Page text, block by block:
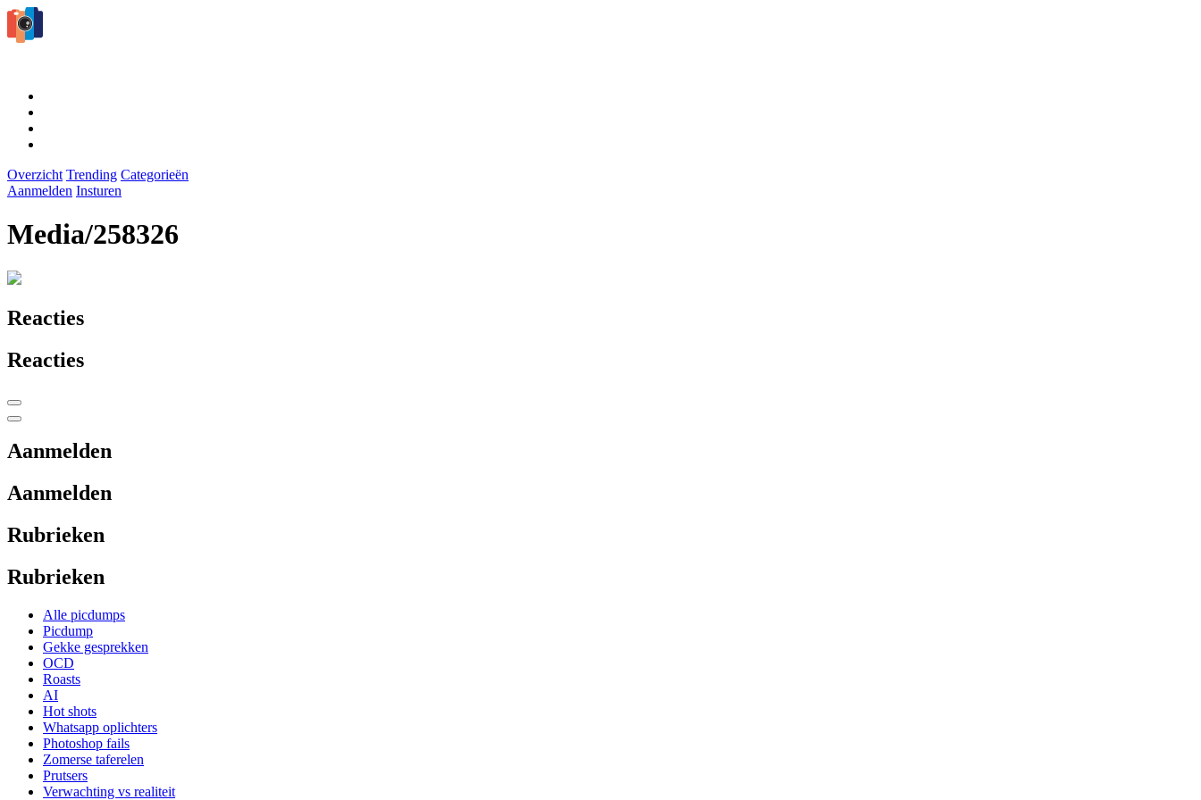
Overzicht Trending Categorieën
Aanmelden Insturen
Media/258326
Reacties
Reacties
Aanmelden
Aanmelden
Rubrieken
Rubrieken
Alle picdumps
Picdump
Gekke gesprekken
OCD
Roasts
AI
Hot shots
Whatsapp oplichters
Photoshop fails
Zomerse taferelen
Prutsers
Verwachting vs realiteit